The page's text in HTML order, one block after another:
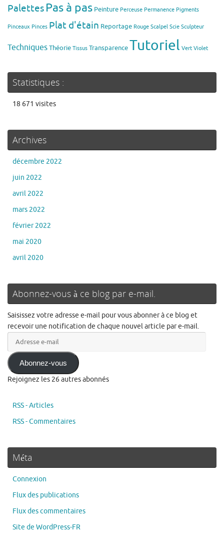
Palettes Pas à pas Peinture Perceuse Permanence Pigments
Pinceaux Pinces Plat d'étain Reportage Rouge Scalpel Scie Sculpteur
TechniquesThéorie Tissus TransparenceTutoriel Vert Violet
Statistiques :
18 671 visites
Archives
décembre 2022
juin 2022
avril 2022
mars 2022
février 2022
mai 2020
avril 2020
Abonnez-vous à ce blog par e-mail.
Saisissez votre adresse e-mail pour vous abonner à ce blog et
recevoir une notification de chaque nouvel article par e-mail.
mail Abonnez-vous
Rejoignez les 26 autres abonnés
RSS - Articles
RSS - Commentaires
Méta
Connexion
Flux des publications
Flux des commentaires
Site de WordPress-FR